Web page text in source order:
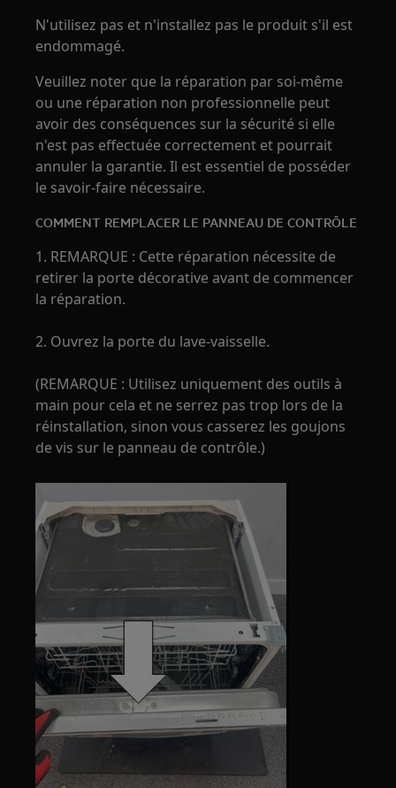
N'utilisez pas et n'installez pas le produit s'il est
endommagé.
Veuillez noter que la réparation par soi-même
ou une réparation non professionnelle peut
avoir des conséquences sur la sécurité si elle
n'est pas effectuée correctement et pourrait
annuler la garantie. Il est essentiel de posséder
le savoir-faire nécessaire.
COMMENT REMPLACER LE PANNEAU DE CONTRÔLE
1. REMARQUE : Cette réparation nécessite de
retirer la porte décorative avant de commencer
la réparation.
2. Ouvrez la porte du lave-vaisselle.
(REMARQUE : Utilisez uniquement des outils à
main pour cela et ne serrez pas trop lors de la
réinstallation, sinon vous casserez les goujons
de vis sur le panneau de contrôle.)